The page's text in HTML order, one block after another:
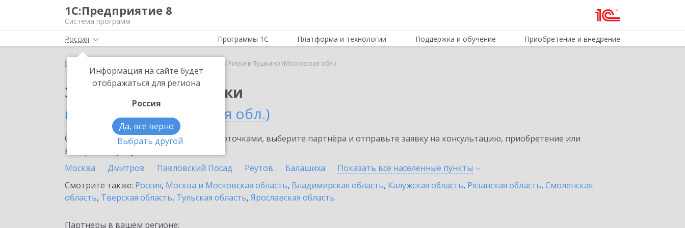
1С:Предприятие 8
Система программ
Россия
Информация на сайте будет
отображаться для региона
Россия
Да, все верно
Выбрать другой
Программы 1С Платформа и технологии Поддержка и обучение Приобретение и внедрение
Главная 1СПАРК Риски в Пушкино (Московская обл.)
Заказать 1СПАРК Риски
в Пушкино (Московская обл.)
Ознакомьтесь с информационными карточками, выберите партнёра и отправьте заявку на консультацию, приобретение или
внедрение продукта.
Москва
Дмитров Павловский Посад Реутов Балашиха Показать все населенные пункты
Смотрите также: Россия, Москва и Московская область, Владимирская область, Калужская область, Рязанская область, Смоленская
область, Тверская область, Тульская область, Ярославская область
Партнеры в вашем регионе: